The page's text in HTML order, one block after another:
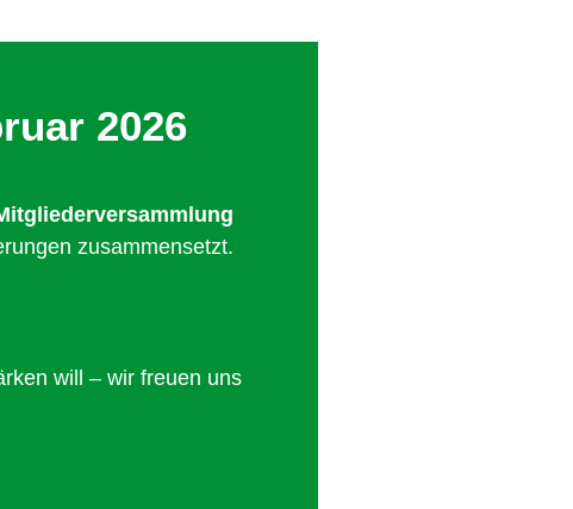
2026
zusammensetzt.
will – wir freuen uns